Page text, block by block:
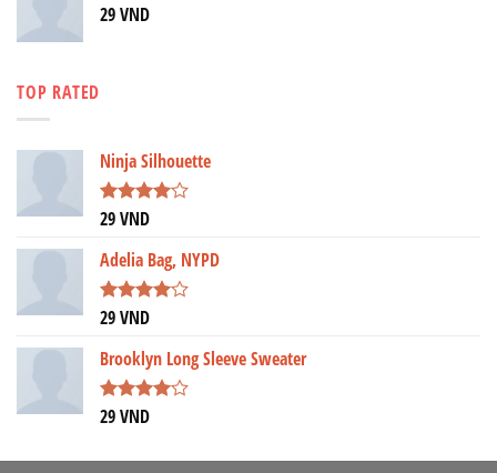
29VND
TOP RATED
Ninja Silhouette
Được
4.005
sao
29VND
Adelia Bag, NYPD
Được
4.005
sao
29VND
Brooklyn Long Sleeve Sweater
Được
29VND